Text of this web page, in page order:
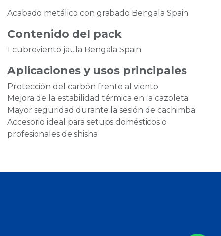
Acabado metálico con grabado Bengala Spain
Contenido del pack
1 cubreviento jaula Bengala Spain
Aplicaciones y usos principales
Protección del carbón frente al viento
Mejora de la estabilidad térmica en la cazoleta
Mayor seguridad durante la sesión de cachimba
Accesorio ideal para setups domésticos o
profesionales de shisha